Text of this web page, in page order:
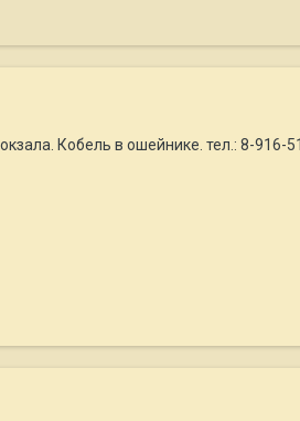
Кобель в ошейнике. тел.: 8-916-